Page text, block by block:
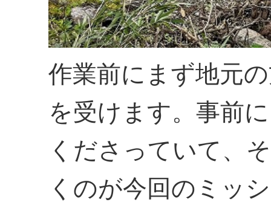
作業前にまず地元
を受けます。事前
くださっていて、
くのが今回のミッ